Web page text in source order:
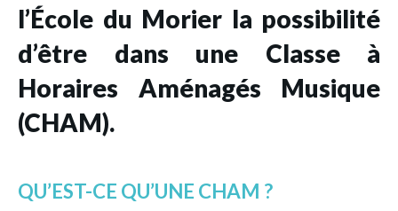
l’École du Morier la possibilité
d’être dans une Classe à
Horaires Aménagés Musique
(CHAM).
QU’EST-CE QU’UNE CHAM ?